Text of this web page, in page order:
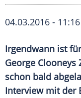
04.03.2016 -
Irgendwann ist
George
schon bald
Interview mit der